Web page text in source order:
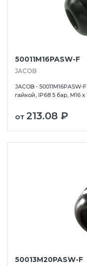
50011M16PASW-F
JACOB
JACOB -
гайкой, IP68 5 бар, M16
от 213.08 ₽
50013M20PASW-F